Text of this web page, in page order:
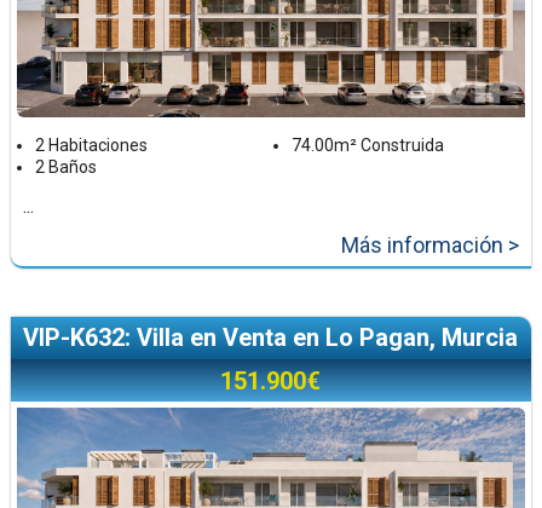
2 Habitaciones
2 Baños
74.00m² Construida
...
Más información >
VIP-K632: Villa en Venta en Lo Pagan, Murcia
151.900€